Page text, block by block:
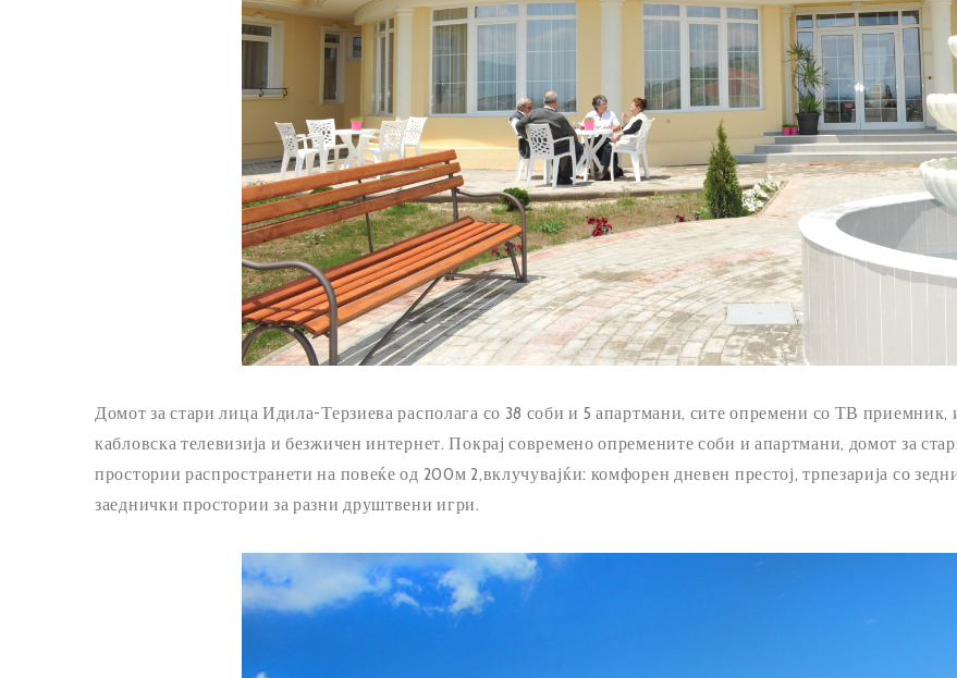
Домот за стари лица Идила-Терзиева располага со 38 соби и 5 апартмани, сите опремени со ТВ
кабловска телевизија и безжичен интернет. Покрај современо опремените соби и апартмани, домот за
простории распространети на повеќе од 200м 2,вклучувајќи: комфорен дневен престој, трпезарија со
заеднички простории за разни друштвени игри.